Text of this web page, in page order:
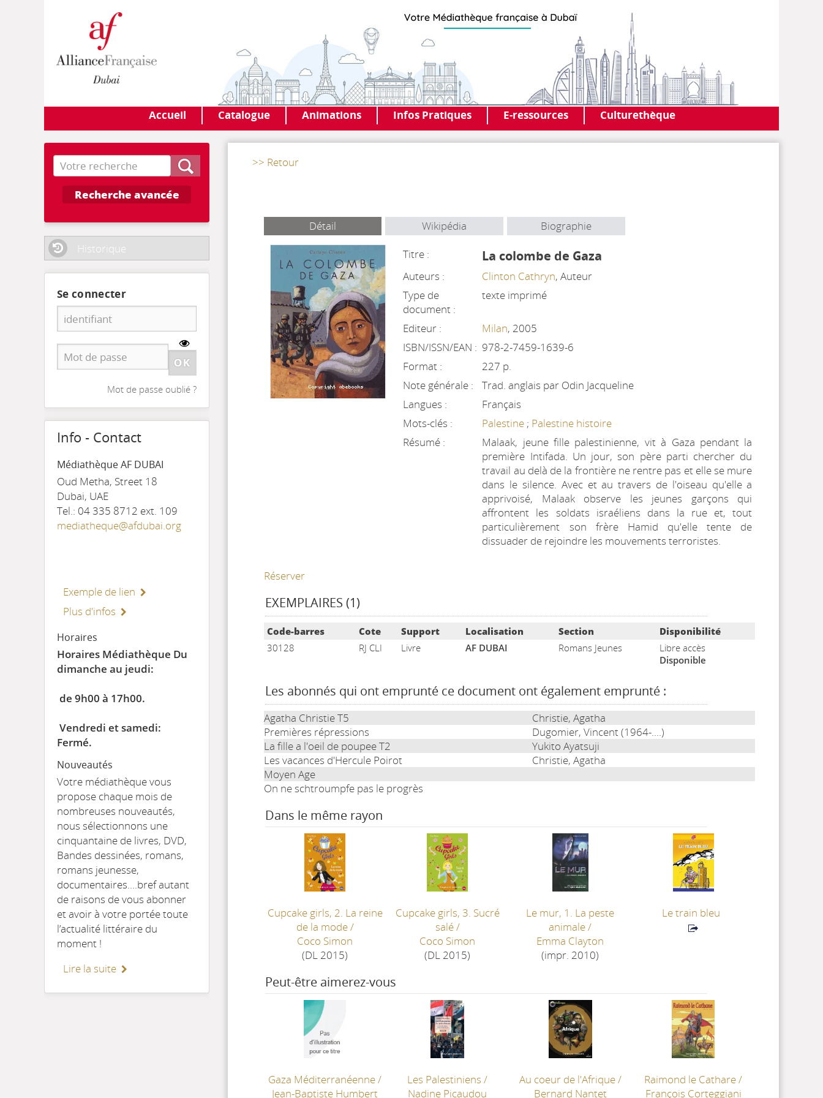
AF DUBAI
MEDIATHÈQUE
Accueil Catalogue Animations Infos Pratiques E-ressources Culturethèque
>> Retour
Détail Wikipédia
Biographie
Titre :
La colombe de Gaza
Auteurs : Clinton Cathryn, Auteur
Type de
document :
texte imprimé
Editeur : Milan, 2005
ISBN/ISSN/EAN : 978-2-7459-1639-6
Format :
227 p.
Note générale :
Trad. anglais par Odin Jacqueline
Langues :
Français
Mots-clés :
Palestine ; Palestine histoire
Résumé :
Malaak, jeune fille palestinienne, vit à Gaza pendant la
première Intifada. Un jour, son père parti chercher du
travail au delà de la frontière ne rentre pas et elle se mure
dans le silence. Avec et au travers de l'oiseau qu'elle a
apprivoisé, Malaak observe les jeunes garçons qui
affrontent les soldats israéliens dans la rue et, tout
particulièrement son frère Hamid qu'elle tente de
dissuader de rejoindre les mouvements terroristes.
Réserver
EXEMPLAIRES (1)
Liste des exemplaires
Code-barres Cote Support Localisation Section
Disponibilité
30128
RJ CLI Livre AF DUBAI Romans Jeunes
Libre accès
Disponible
Les abonnés qui ont emprunté ce document ont également emprunté :
Agatha Christie T5
Christie, Agatha
Premières répressions
Dugomier, Vincent (1964-....)
La fille a l'oeil de poupee T2
Yukito Ayatsuji
Les vacances d'Hercule Poirot
Christie, Agatha
Moyen Age
On ne schtroumpfe pas le progrès
Dans le même rayon
Cupcake girls, 2. La reine
de la mode/
Coco Simon
(DL 2015)
Cupcake girls, 3. Sucré
salé/
Coco Simon
(DL 2015)
Le mur, 1. La peste
animale/
Emma Clayton
(impr. 2010)
Le train bleu
Peut-être aimerez-vous
Gaza Méditerranéenne/
Jean-Baptiste Humbert
Les Palestiniens /
Nadine Picaudou
Au coeur de l'Afrique/
Bernard Nantet
Raimond le Cathare/
François Corteggiani
Recherche
Recherche avancée
Historique
Se connecter
Mot de passe oublié ?
Info - Contact
Médiathèque AF DUBAI
Oud Metha, Street 18
Dubai, UAE
Tel.: 04 335 8712 ext. 109
mediatheque@afdubai.org
Exemple de lien
Plus d'infos
Horaires
Horaires Médiathèque Du
dimanche au jeudi:
de 9h00 à 17h00.
Vendredi et samedi:
Fermé.
Nouveautés
Votre médiathèque vous
propose chaque mois de
nombreuses nouveautés,
nous sélectionnons une
cinquantaine de livres, DVD,
Bandes dessinées, romans,
romans jeunesse,
documentaires….bref autant
de raisons de vous abonner
et avoir à votre portée toute
l’actualité littéraire du
moment !
Lire la suite